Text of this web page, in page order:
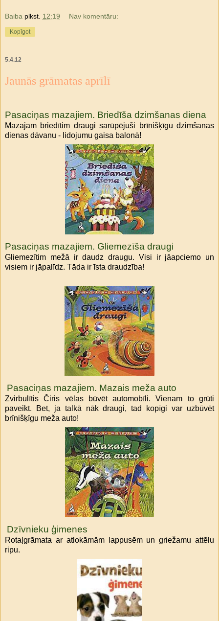
Baiba plkst. 12:19 Nav komentāru:
Kopīgot
5.4.12
Jaunās grāmatas aprīlī
Pasaciņas mazajiem. Briedīša dzimšanas diena
Mazajam briedītim draugi sarūpējuši brīnišķīgu dzimšanas
dienas dāvanu - lidojumu gaisa balonā!
Pasaciņas mazajiem. Gliemezīša draugi
Gliemezītim mežā ir daudz draugu. Visi ir jāapciemo un
visiem ir jāpalīdz. Tāda ir īsta draudzība!
Pasaciņas mazajiem. Mazais meža auto
Zvirbulītis Čiris vēlas būvēt automobīli. Vienam to grūti
paveikt. Bet, ja talkā nāk draugi, tad kopīgi var uzbūvēt
brīnišķīgu meža auto!
Dzīvnieku ģimenes
Rotaļgrāmata ar atlokāmām lappusēm un griežamu attēlu
ripu.